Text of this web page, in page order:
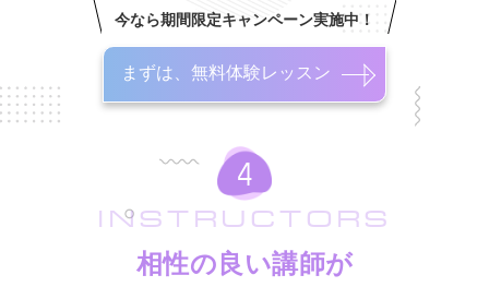
今なら期間限定キャンペーン実施中！
まずは、無料体験レッスン
INSTRUCTORS
相性の良い講師が